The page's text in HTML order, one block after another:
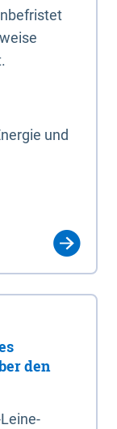
und
den